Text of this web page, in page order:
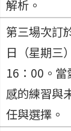
解析。
第三場次訂
日（星期三
16：00。
感的練習與
任與選擇。